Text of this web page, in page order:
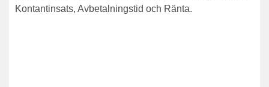
Kontantinsats, Avbetalningstid och Ränta.